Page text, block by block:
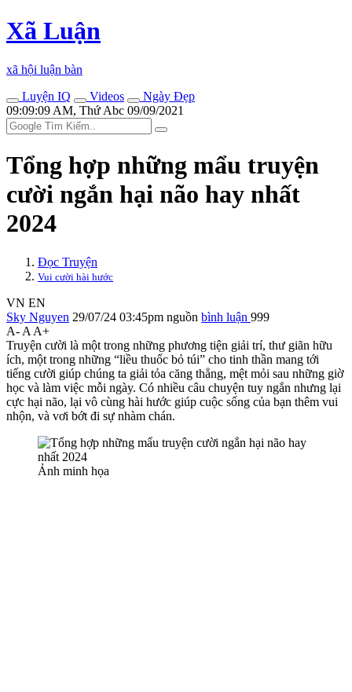
Xã Luận
xã hội luận bàn
Luyện IQ
Videos
Ngày Đẹp
09:09:09 AM, Thứ Abc 09/09/2021
Tổng hợp những mẩu truyện
cười ngắn hại não hay nhất
2024
Đọc Truyện
Vui cười hài hước
VN EN
Sky Nguyen 29/07/24 03:45pm nguồn bình luận 999
A- A A+
Truyện cười là một trong những phương tiện giải trí, thư giãn hữu
ích, một trong những “liều thuốc bỏ túi” cho tinh thần mang tới
tiếng cười giúp chúng ta giải tỏa căng thẳng, mệt mỏi sau những giờ
học và làm việc mỗi ngày. Có nhiều câu chuyện tuy ngắn nhưng lại
cực hại não, lại vô cùng hài hước giúp cuộc sống của bạn thêm vui
nhộn, và vơi bớt đi sự nhàm chán.
Ảnh minh họa